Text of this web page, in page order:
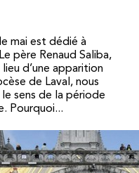
mai est dédié à
père Renaud Saliba,
d’une apparition
de Laval, nous
sens de la période
Pourquoi...